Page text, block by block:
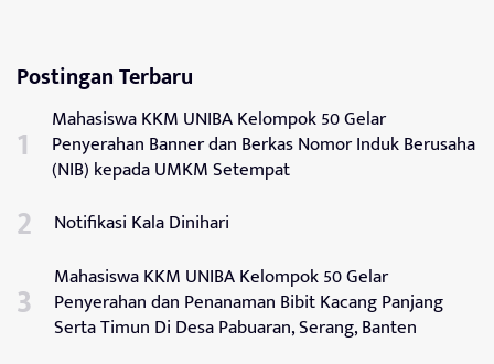
Postingan Terbaru
Mahasiswa KKM UNIBA Kelompok 50 Gelar
Penyerahan Banner dan Berkas Nomor Induk Berusaha
(NIB) kepada UMKM Setempat
Notifikasi Kala Dinihari
Mahasiswa KKM UNIBA Kelompok 50 Gelar
Penyerahan dan Penanaman Bibit Kacang Panjang
Serta Timun Di Desa Pabuaran, Serang, Banten